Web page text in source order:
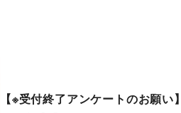
【※受付終了アンケートのお願